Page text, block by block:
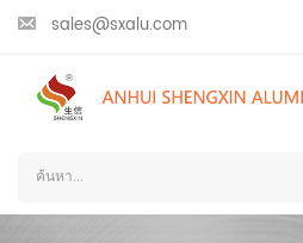
sales@sxalu.com